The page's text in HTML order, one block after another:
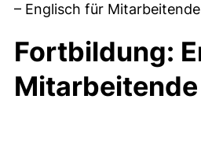
– Englisch für Mitarbeitende
Fortbildung:
Mitarbeitende